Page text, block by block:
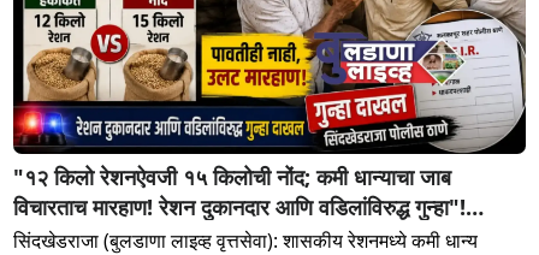
"१२ किलो रेशनऐवजी १५ किलोची नोंद; कमी धान्याचा जाब
विचारताच मारहाण! रेशन दुकानदार आणि वडिलांविरुद्ध गुन्हा"!
सिंदखेडराजा तालुक्यातील नशिराबादची घटना..
सिंदखेडराजा (बुलडाणा लाइव्ह वृत्तसेवा): शासकीय रेशनमध्ये कमी धान्य